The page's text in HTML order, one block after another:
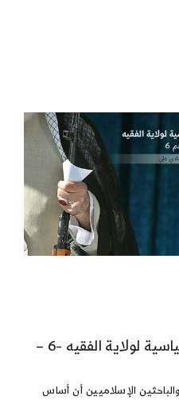
لولاية الفقيه -6 –
الإسلاميين أن أساس